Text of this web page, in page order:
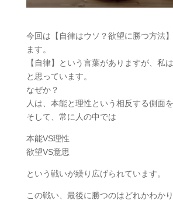
今回は【自律はウソ？欲望に勝つ方法
ます。
【自律】という言葉がありますが、私
と思っています。
なぜか？
人は、本能と理性という相反する側面
そして、常に人の中では
本能VS理性
欲望VS意思
という戦いが繰り広げられています。
この戦い、最後に勝つのはどれかわか